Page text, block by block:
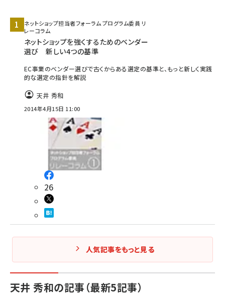
ネットショップ担当者フォーラム プログラム委員 リ
レーコラム
ネットショップを強くするためのベンダー
選び 新しい4つの基準
EC事業のベンダー選びで古くからある選定の基準と、もっと新しく実践
的な選定の指針を解説
天井 秀和
2014年4月15日 11:00
26
人気記事をもっと見る
天井 秀和の記事（最新5記事）